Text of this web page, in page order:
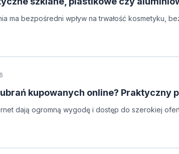
ma bezpośredni wpływ na trwałość kosmetyku,
kupowanych online? Praktyczny
dają ogromną wygodę i dostęp do szerokiej